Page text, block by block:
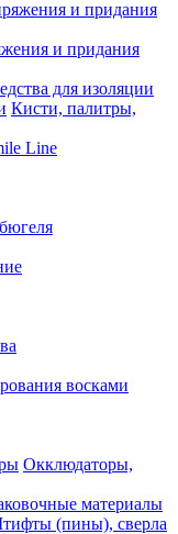
и придания
для изоляции
Кисти, палитры,
Line
восками
Окклюдаторы,
материалы
(пины), сверла